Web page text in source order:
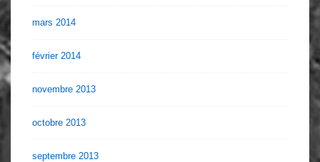
mars 2014
février 2014
novembre 2013
octobre 2013
septembre 2013